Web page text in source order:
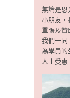
無論是恩
小朋友，
單張及贊
我們一
為學員的
人士受惠